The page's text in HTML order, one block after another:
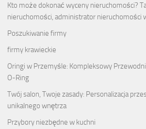
Kto może dokonać wyceny nieruchomości?
nieruchomości, administrator nieruchomości
Poszukiwanie firmy
firmy krawieckie
Oringi w Przemyśle: Kompleksowy
O-Ring
Twój salon, Twoje zasady: Personalizacja
unikalnego wnętrza
Przybory niezbędne w kuchni